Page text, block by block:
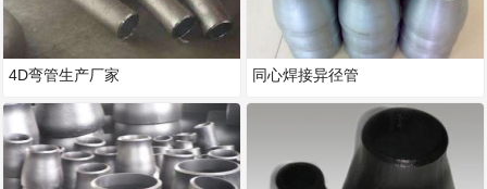
4D弯管生产厂家 同心焊接异径管